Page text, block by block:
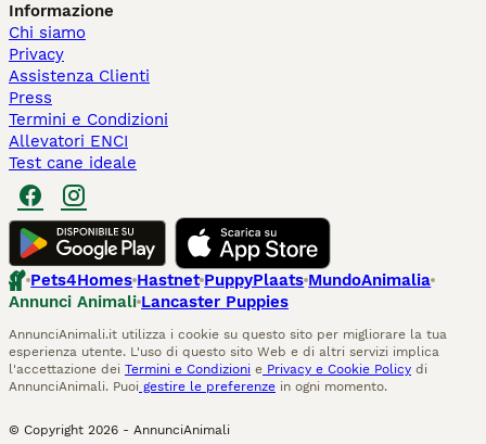
Informazione
Chi siamo
Privacy
Assistenza Clienti
Press
Termini e Condizioni
Allevatori ENCI
Test cane ideale
Pets4Homes Hastnet PuppyPlaats MundoAnimalia
Annunci Animali Lancaster Puppies
AnnunciAnimali.it utilizza i cookie su questo sito per migliorare la tua
esperienza utente. L'uso di questo sito Web e di altri servizi implica
l'accettazione dei Termini e Condizioni e Privacy e Cookie Policy di
AnnunciAnimali. Puoi gestire le preferenze in ogni momento.
© Copyright 2026 - AnnunciAnimali